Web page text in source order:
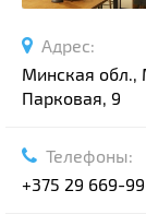
Адрес:
Минская обл.,
Парковая, 9
Телефоны:
+375 29 669-